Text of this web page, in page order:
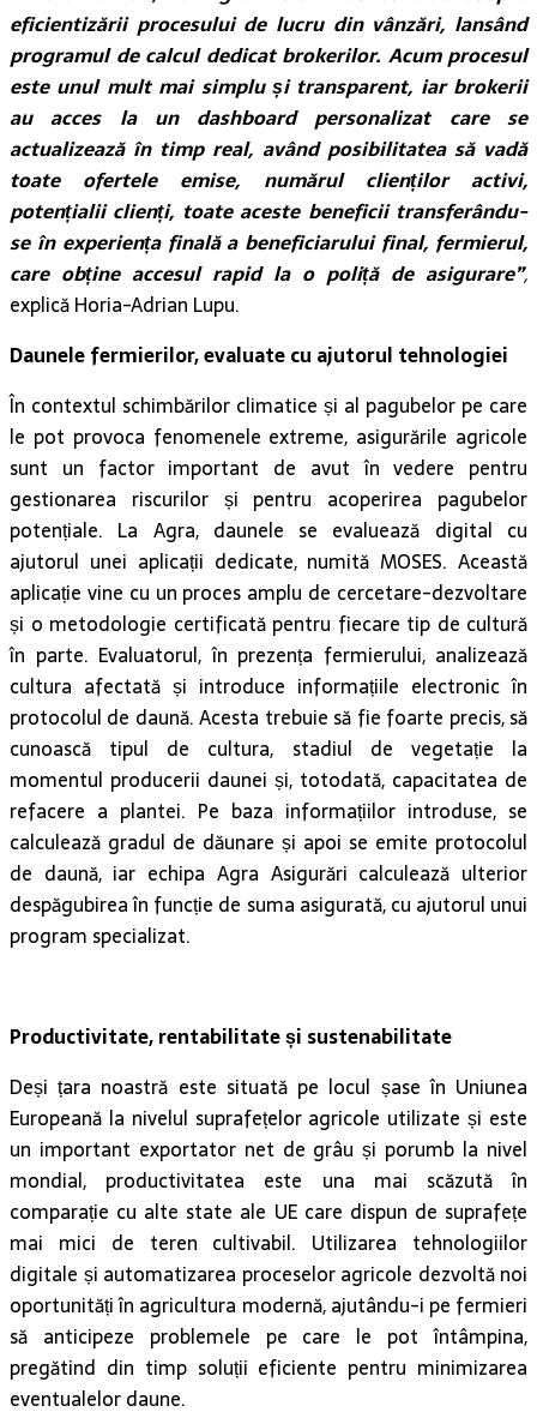
eficientizării procesului de lucru din vânzări, lansând
programul de calcul dedicat brokerilor. Acum procesul
este unul mult mai simplu și transparent, iar brokerii
au acces la un dashboard personalizat care se
actualizează în timp real, având posibilitatea să vadă
toate ofertele emise, numărul clienților activi,
potențialii clienți, toate aceste beneficii transferându-
se în experiența finală a beneficiarului final, fermierul,
care obține accesul rapid la o poliță de asigurare”,
explică Horia-Adrian Lupu.
Daunele fermierilor, evaluate cu ajutorul tehnologiei
În contextul schimbărilor climatice și al pagubelor pe care
le pot provoca fenomenele extreme, asigurările agricole
sunt un factor important de avut în vedere pentru
gestionarea riscurilor și pentru acoperirea pagubelor
potențiale. La Agra, daunele se evaluează digital cu
ajutorul unei aplicații dedicate, numită MOSES. Această
aplicație vine cu un proces amplu de cercetare-dezvoltare
și o metodologie certificată pentru fiecare tip de cultură
în parte. Evaluatorul, în prezența fermierului, analizează
cultura afectată și introduce informațiile electronic în
protocolul de daună. Acesta trebuie să fie foarte precis, să
cunoască tipul de cultura, stadiul de vegetație la
momentul producerii daunei și, totodată, capacitatea de
refacere a plantei. Pe baza informațiilor introduse, se
calculează gradul de dăunare și apoi se emite protocolul
de daună, iar echipa Agra Asigurări calculează ulterior
despăgubirea în funcție de suma asigurată, cu ajutorul unui
program specializat.
Productivitate, rentabilitate și sustenabilitate
Deși țara noastră este situată pe locul șase în Uniunea
Europeană la nivelul suprafețelor agricole utilizate și este
un important exportator net de grâu și porumb la nivel
mondial, productivitatea este una mai scăzută în
comparație cu alte state ale UE care dispun de suprafețe
mai mici de teren cultivabil. Utilizarea tehnologiilor
digitale și automatizarea proceselor agricole dezvoltă noi
oportunități în agricultura modernă, ajutându-i pe fermieri
să anticipeze problemele pe care le pot întâmpina,
pregătind din timp soluții eficiente pentru minimizarea
eventualelor daune.